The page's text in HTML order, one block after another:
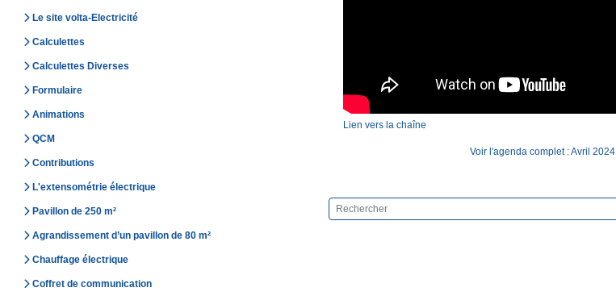
Le site volta-Electricité
Calculettes
Calculettes Diverses
Formulaire
Animations
QCM
Contributions
L'extensométrie électrique
Pavillon de 250 m²
Agrandissement d’un pavillon de 80 m²
Chauffage électrique
Coffret de communication
Lien vers la chaîne
Voir l'agenda complet : Avril 2024